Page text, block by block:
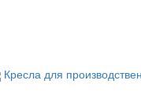
Кресла для